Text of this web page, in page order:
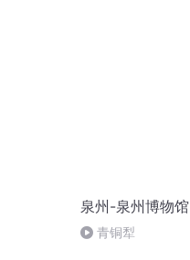
泉州-泉州博物馆
青铜犁